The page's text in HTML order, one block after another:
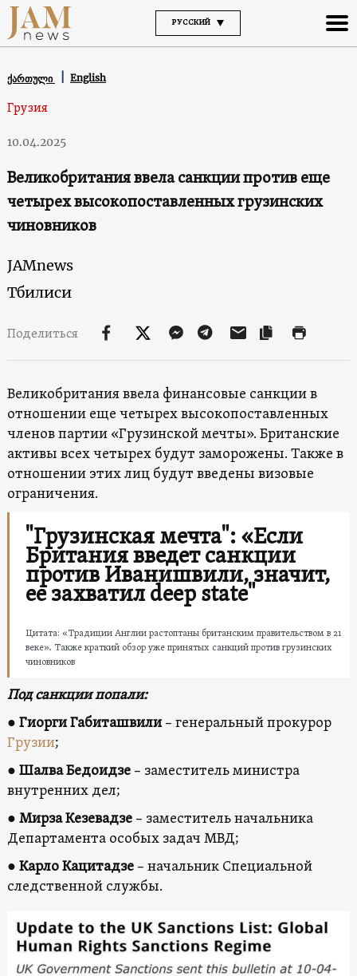
РУССКИЙ
ქართული English
Грузия
10.04.2025
Великобритания ввела санкции против еще
четырех высокопоставленных грузинских
чиновников
JAMnews
Тбилиси
Поделиться
Великобритания ввела финансовые санкции в
отношении еще четырех высокопоставленных
членов партии «Грузинской мечты». Британские
активы всех четырех будут заморожены. Также в
отношении этих лиц будут введены визовые
ограничения.
"Грузинская мечта": «Если
Британия введет санкции
против Иванишвили, значит,
ее захватил deep state"
Цитата: «Традиции Англии растоптаны британским правительством в 21
веке». Также краткий обзор уже принятых санкций против грузинских
чиновников
Под санкции попали:
● Гиорги Габиташвили– генеральный прокурор
Грузии;
● Шалва Бедоидзе– заместитель министра
внутренних дел;
● Мирза Кезевадзе– заместитель начальника
Департамента особых задач МВД;
● Карло Кацитадзе– начальник Специальной
следственной службы.